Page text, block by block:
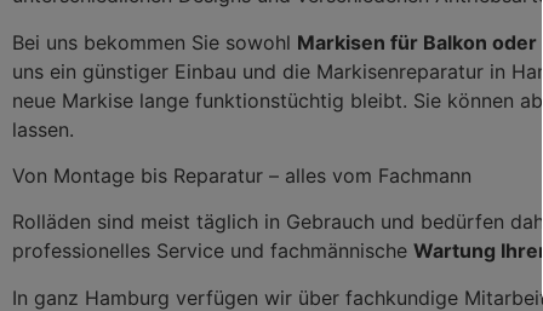
Bei uns bekommen Sie sowohl Markisen für Balkon oder
uns ein günstiger Einbau und die Markisenreparatur in
neue Markise lange funktionstüchtig bleibt. Sie können
lassen.
Von Montage bis Reparatur – alles vom Fachmann
Rolläden sind meist täglich in Gebrauch und bedürfen
professionelles Service und fachmännische Wartung Ihrer
In ganz Hamburg verfügen wir über fachkundige